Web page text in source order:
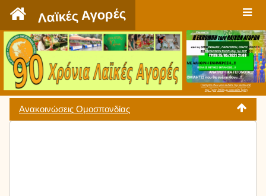
Λαϊκές Αγορές
Πατήστε εδώ για να δείτε την εκπομπή
την Τρίτη 9:00 μμ και κάθε Τρίτη
Ανακοινώσεις Ομοσπονδίας